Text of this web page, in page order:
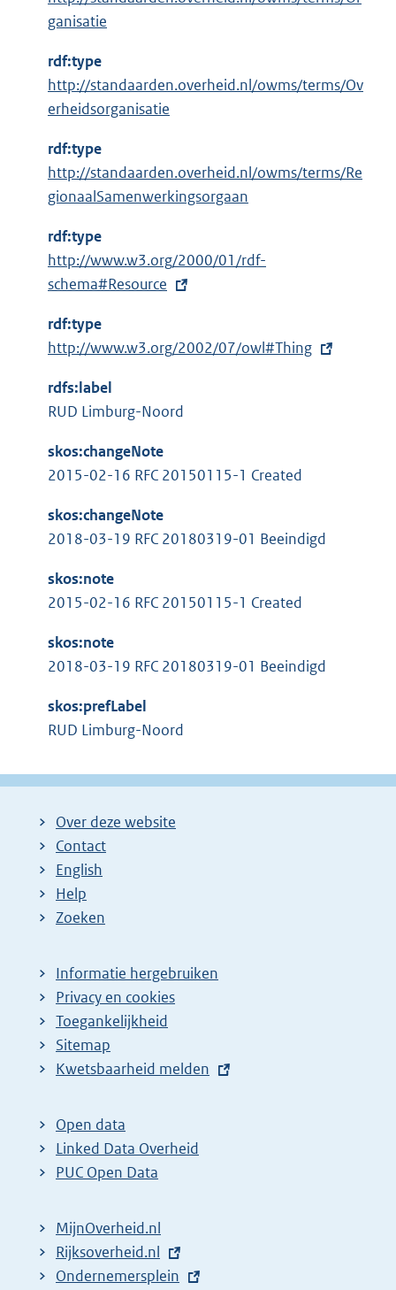
:ganisatie
rdf:type
http://standaarden.overheid.nl/owms/terms/Ov
erheidsorganisatie
rdf:type
http://standaarden.overheid.nl/owms/terms/Re
gionaalSamenwerkingsorgaan
rdf:type
E
x
e
r
e
i
n
:
http://www.w3.org/2000/01/rdf-
schema#Resource
rdf:type
E
t
e
n
l
i
k
:
http://www.w3.org/2002/07/owl#Thing
rdfs:label
RUD Limburg-Noord
skos:changeNote
2015-02-16 RFC 20150115-1 Created
skos:changeNote
2018-03-19 RFC 20180319-01 Beeindigd
skos:note
2015-02-16 RFC 20150115-1 Created
skos:note
2018-03-19 RFC 20180319-01 Beeindigd
skos:prefLabel
RUD Limburg-Noord
Over deze website
Contact
English
Help
Zoeken
Informatie hergebruiken
Privacy en cookies
Toegankelijkheid
Sitemap
E
t
e
r
l
i
n
Kwetsbaarheid melden
Open data
Linked Data Overheid
PUC Open Data
MijnOverheid.nl
E
x
Rijksoverheid.nl
E
Ondernemersplein